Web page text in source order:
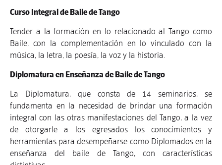
Curso Integral de Baile de Tango
Tender a la formación en lo relacionado al Tango como
Baile, con la complementación en lo vinculado con la
música, la letra, la poesía, la voz y la historia.
Diplomatura en Enseñanza de Baile de Tango
La Diplomatura, que consta de 14 seminarios, se
fundamenta en la necesidad de brindar una formación
integral con las otras manifestaciones del Tango, a la vez
de otorgarle a los egresados los conocimientos y
herramientas para desempeñarse como Diplomados en la
enseñanza del baile de Tango, con características